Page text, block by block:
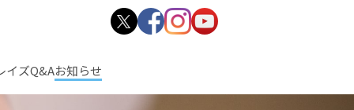
イズQ&Aお知らせ